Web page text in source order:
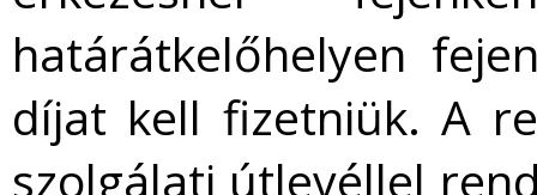
határátkelőhelyen
díjat kell fizetniük. A
szolgálati útlevéllel